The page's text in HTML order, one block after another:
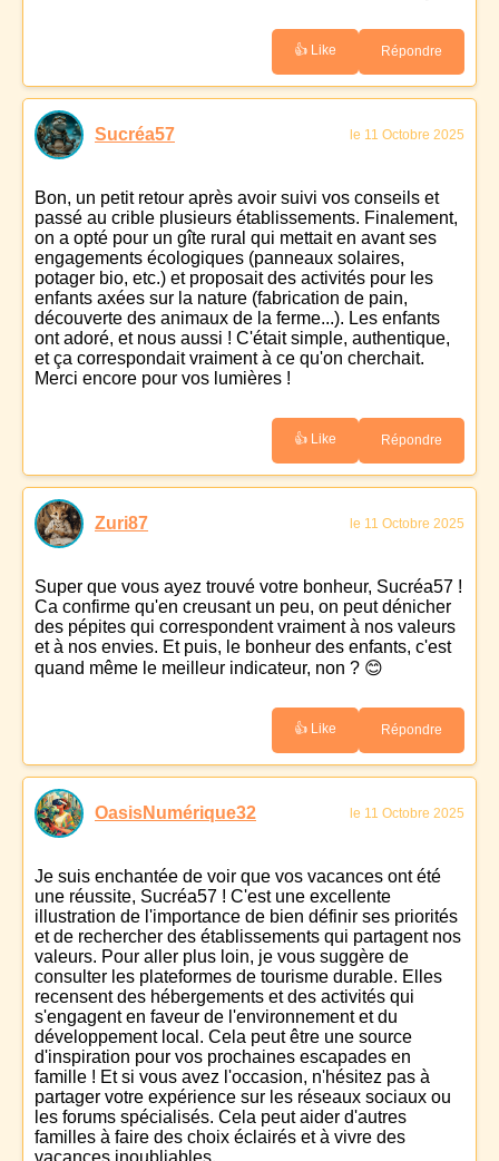
👍 Like Répondre
Sucréa57 le 11 Octobre 2025
Bon, un petit retour après avoir suivi vos conseils et
passé au crible plusieurs établissements. Finalement,
on a opté pour un gîte rural qui mettait en avant ses
engagements écologiques (panneaux solaires,
potager bio, etc.) et proposait des activités pour les
enfants axées sur la nature (fabrication de pain,
découverte des animaux de la ferme...). Les enfants
ont adoré, et nous aussi ! C'était simple, authentique,
et ça correspondait vraiment à ce qu'on cherchait.
Merci encore pour vos lumières !
👍 Like Répondre
Zuri87 le 11 Octobre 2025
Super que vous ayez trouvé votre bonheur, Sucréa57 !
Ca confirme qu'en creusant un peu, on peut dénicher
des pépites qui correspondent vraiment à nos valeurs
et à nos envies. Et puis, le bonheur des enfants, c'est
quand même le meilleur indicateur, non ? 😊
👍 Like Répondre
OasisNumérique32 le 11 Octobre 2025
Je suis enchantée de voir que vos vacances ont été
une réussite, Sucréa57 ! C'est une excellente
illustration de l'importance de bien définir ses priorités
et de rechercher des établissements qui partagent nos
valeurs. Pour aller plus loin, je vous suggère de
consulter les plateformes de tourisme durable. Elles
recensent des hébergements et des activités qui
s'engagent en faveur de l'environnement et du
développement local. Cela peut être une source
d'inspiration pour vos prochaines escapades en
famille ! Et si vous avez l'occasion, n'hésitez pas à
partager votre expérience sur les réseaux sociaux ou
les forums spécialisés. Cela peut aider d'autres
familles à faire des choix éclairés et à vivre des
vacances inoubliables.